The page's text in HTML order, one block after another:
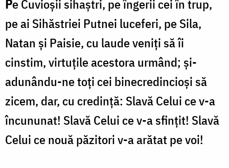
Pe Cuvioșii sihaștri, pe îngerii cei în trup,
pe ai Sihăstriei Putnei luceferi, pe Sila,
Natan și Paisie, cu laude veniți să îi
cinstim, virtuțile acestora urmând; și-
adunându-ne toți cei binecredincioși să
zicem, dar, cu credință: Slavă Celui ce v-a
încununat! Slavă Celui ce v-a sfinţit! Slavă
Celui ce nouă păzitori v-a arătat pe voi!